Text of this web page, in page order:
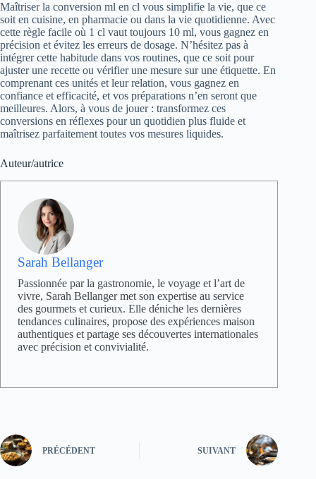
Maîtriser la conversion ml en cl vous simplifie la vie, que ce
soit en cuisine, en pharmacie ou dans la vie quotidienne. Avec
cette règle facile où 1 cl vaut toujours 10 ml, vous gagnez en
précision et évitez les erreurs de dosage. N’hésitez pas à
intégrer cette habitude dans vos routines, que ce soit pour
ajuster une recette ou vérifier une mesure sur une étiquette. En
comprenant ces unités et leur relation, vous gagnez en
confiance et efficacité, et vos préparations n’en seront que
meilleures. Alors, à vous de jouer : transformez ces
conversions en réflexes pour un quotidien plus fluide et
maîtrisez parfaitement toutes vos mesures liquides.
Auteur/autrice
Sarah Bellanger
Passionnée par la gastronomie, le voyage et l’art de
vivre, Sarah Bellanger met son expertise au service
des gourmets et curieux. Elle déniche les dernières
tendances culinaires, propose des expériences maison
authentiques et partage ses découvertes internationales
avec précision et convivialité.
PRÉCÉDENT SUIVANT